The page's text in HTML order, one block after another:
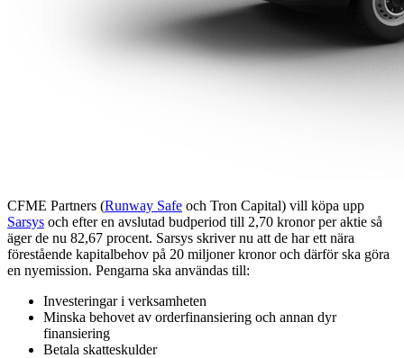
CFME Partners (Runway Safe och Tron Capital) vill köpa upp
Sarsys och efter en avslutad budperiod till 2,70 kronor per aktie så
äger de nu 82,67 procent. Sarsys skriver nu att de har ett nära
förestående kapitalbehov på 20 miljoner kronor och därför ska göra
en nyemission. Pengarna ska användas till:
Investeringar i verksamheten
Minska behovet av orderfinansiering och annan dyr
finansiering
Betala skatteskulder